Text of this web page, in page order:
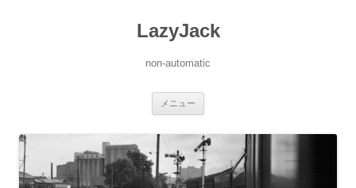
LazyJack
non-automatic
メニュー
ツ
へ
ス
キ